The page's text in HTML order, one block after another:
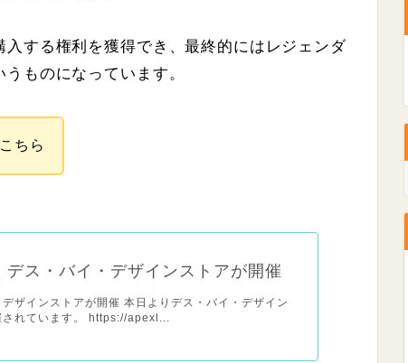
する権利を獲得でき、最終的にはレジェンダ
ものになっています。
ちら
デス・バイ・デザインストアが開催
ザインストアが開催 本日よりデス・バイ・デザイン
されています。 https://apexl...